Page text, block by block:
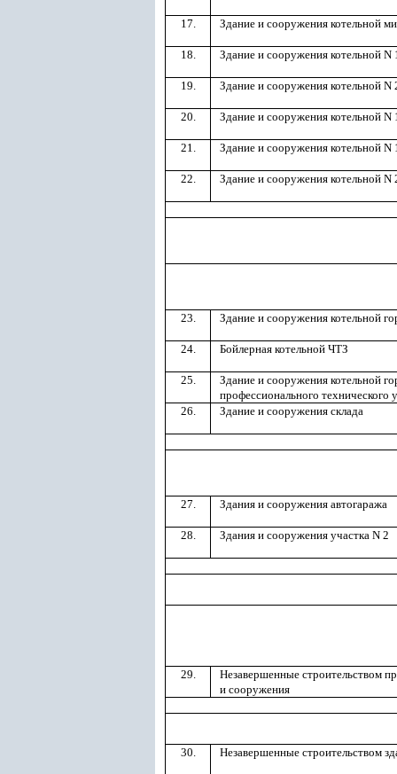
17. Здание и сооружения котельной
18. Здание и сооружения котельной N
19. Здание и сооружения котельной N
20. Здание и сооружения котельной N
21. Здание и сооружения котельной N
22. Здание и сооружения котельной N
23. Здание и сооружения котельной
24. Бойлерная котельной ЧТЗ
25.
Здание и сооружения котельной
профессионального технического
26.
Здание и сооружения склада
27. Здания и сооружения автогаража
28. Здания и сооружения участка N 2
29.
Незавершенные строительством
и сооружения
30. Незавершенные строительством